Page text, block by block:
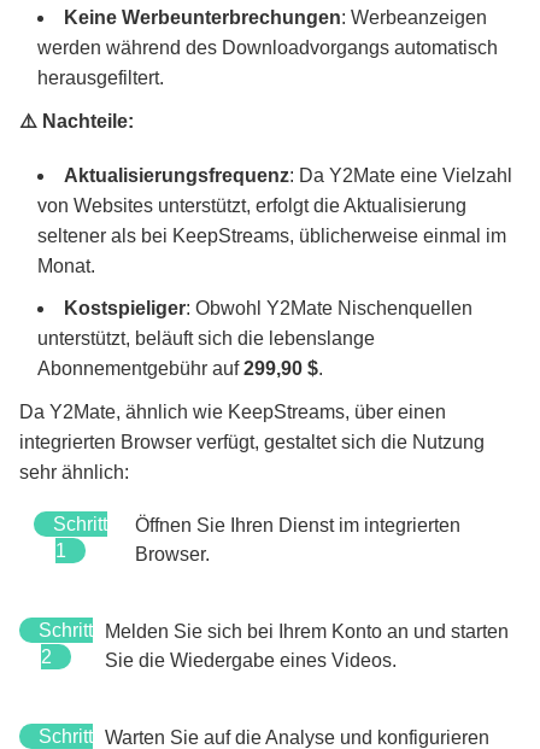
Keine Werbeunterbrechungen: Werbeanzeigen
werden während des Downloadvorgangs automatisch
herausgefiltert.
⚠️ Nachteile:
Aktualisierungsfrequenz: Da Y2Mate eine Vielzahl
von Websites unterstützt, erfolgt die Aktualisierung
seltener als bei KeepStreams, üblicherweise einmal im
Monat.
Kostspieliger: Obwohl Y2Mate Nischenquellen
unterstützt, beläuft sich die lebenslange
Abonnementgebühr auf299,90 $.
Da Y2Mate, ähnlich wie KeepStreams, über einen
integrierten Browser verfügt, gestaltet sich die Nutzung
sehr ähnlich:
Schritt
1
Öffnen Sie Ihren Dienst im integrierten
Browser.
Schritt
2
Melden Sie sich bei Ihrem Konto an und starten
Sie die Wiedergabe eines Videos.
Schritt Warten Sie auf die Analyse und konfigurieren